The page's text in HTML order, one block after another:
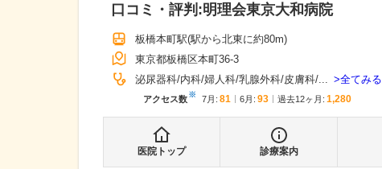
口コミ・評判:明理会東京大和病院
板橋本町駅(駅から北東に約80m)
東京都板橋区本町36-3
泌尿器科 内科 婦人科 乳腺外科 皮膚科 ... 全てみる
アクセス数※ 7月 : 81 6月 : 93 過去12ヶ月: 1,280
医院トップ 診療案内